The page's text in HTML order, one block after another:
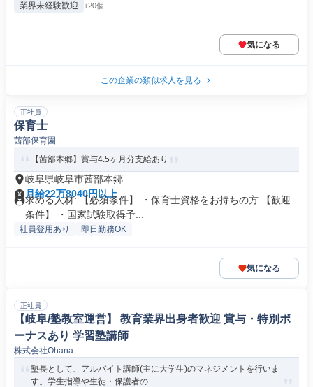
業界未経験歓迎 +20個
気になる
この企業の類似求人を見る
正社員
保育士
茜部保育園
【茜部本郷】賞与4.5ヶ月分支給あり
岐阜県岐阜市茜部本郷
月給22万8040円以上
求める人材: 【必須条件】 ・保育士資格をお持ちの方 【歓迎
条件】 ・国家試験取得予...
社員登用あり 即日勤務OK
気になる
正社員
【岐阜/塾教室運営】 教育業界出身者歓迎 賞与・特別ボ
ーナスあり 学習塾講師
株式会社Ohana
塾長として、アルバイト講師(主に大学生)のマネジメントを行いま
す。学生指導や生徒・保護者の...